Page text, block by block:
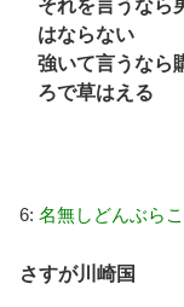
それを言うなら
はならない
強いて言うなら
ろで草はえる
6: 名無しどんぶらこ
さすが川崎国